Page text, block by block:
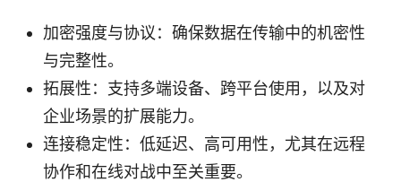
加密强度与协议：确保数据在传输中的机密性
与完整性。
拓展性：支持多端设备、跨平台使用，以及对
企业场景的扩展能力。
连接稳定性：低延迟、高可用性，尤其在远程
协作和在线对战中至关重要。